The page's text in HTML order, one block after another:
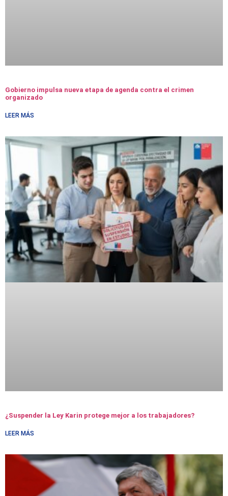
Gobierno impulsa nueva etapa de agenda contra el crimen
organizado
LEER MÁS
¿Suspender la Ley Karin protege mejor a los trabajadores?
LEER MÁS